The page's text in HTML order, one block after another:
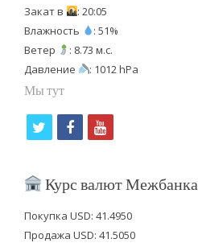
Закат в
: 20:05
Влажность
: 51%
Ветер
: 8.73 м.с.
Давление
: 1012 hPa
Мы тут
i
t
f
b
y
u
Курс валют Межбанка
Покупка USD: 41.4950
Продажа USD: 41.5050